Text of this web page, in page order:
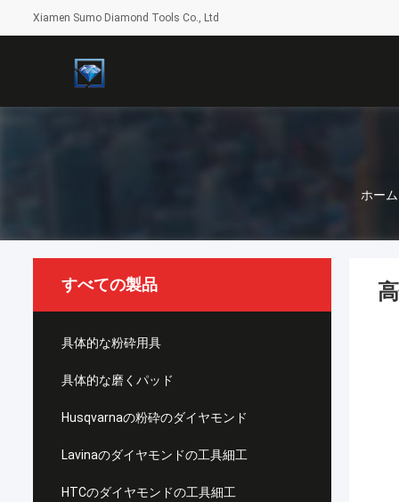
Xiamen Sumo Diamond Tools Co., Ltd
ホーム
すべての製品
具体的な粉砕用具
具体的な磨くパッド
Husqvarnaの粉砕のダイヤモンド
Lavinaのダイヤモンドの工具細工
HTCのダイヤモンドの工具細工